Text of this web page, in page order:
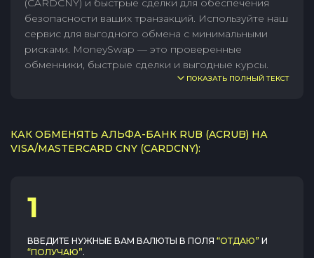
(CARDCNY) и быстрые сделки для обеспечения
безопасности ваших транзакций. Используйте наш
сервис для выгодного обмена с минимальными
рисками. MoneySwap — это проверенные
обменники, быстрые сделки и выгодные курсы.
ПОКАЗАТЬ ПОЛНЫЙ ТЕКСТ
КАК ОБМЕНЯТЬ АЛЬФА-БАНК RUB (ACRUB) НА
VISA/MASTERCARD CNY (CARDCNY):
1
ВВЕДИТЕ НУЖНЫЕ ВАМ ВАЛЮТЫ В ПОЛЯ “ОТДАЮ” И
“ПОЛУЧАЮ”.